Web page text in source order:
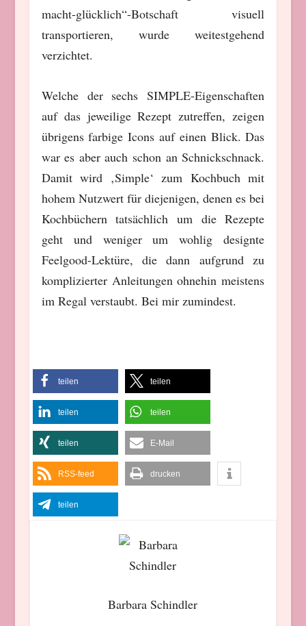
macht-glücklich“-Botschaft visuell
transportieren, wurde weitestgehend
verzichtet.
Welche der sechs SIMPLE-Eigenschaften
auf das jeweilige Rezept zutreffen, zeigen
übrigens farbige Icons auf einen Blick. Das
war es aber auch schon an Schnickschnack.
Damit wird ‚Simple‘ zum Kochbuch mit
hohem Nutzwert für diejenigen, denen es bei
Kochbüchern tatsächlich um die Rezepte
geht und weniger um wohlig designte
Feelgood-Lektüre, die dann aufgrund zu
komplizierter Anleitungen ohnehin meistens
im Regal verstaubt. Bei mir zumindest.
teilen teilen
teilen teilen
teilen E-Mail
RSS-feed drucken
teilen
Barbara Schindler